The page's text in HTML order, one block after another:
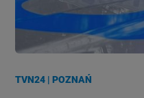
TVN24 |POZNAŃ